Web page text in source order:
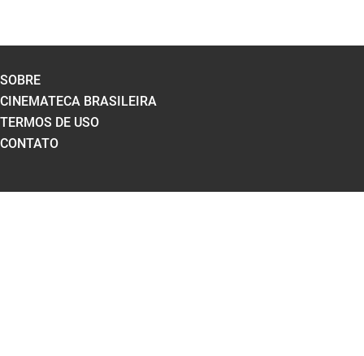
SOBRE
CINEMATECA BRASILEIRA
TERMOS DE USO
CONTATO